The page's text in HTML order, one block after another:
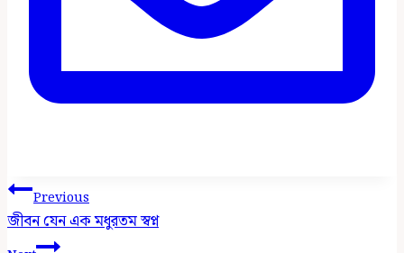
Post
Navigation
Previous
জীবন যেন এক মধুরতম স্বপ্ন